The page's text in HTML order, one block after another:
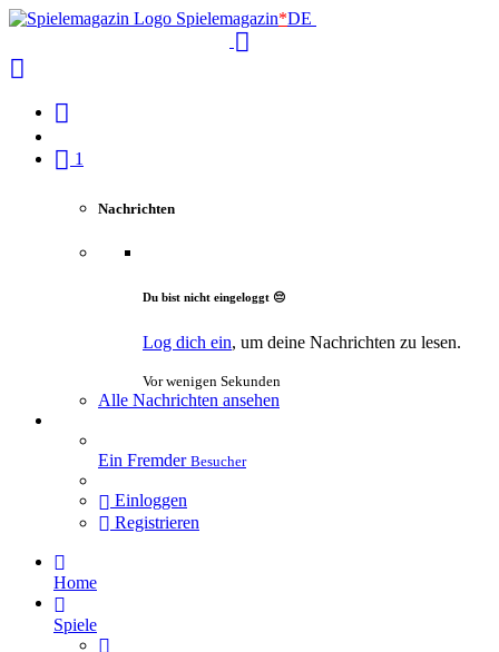
Spielemagazin*DE
1
Nachrichten
Du bist nicht eingeloggt 😔
Log dich ein, um deine Nachrichten zu lesen.
Vor wenigen Sekunden
Alle Nachrichten ansehen
Ein Fremder Besucher
Einloggen
Registrieren
Home
Spiele